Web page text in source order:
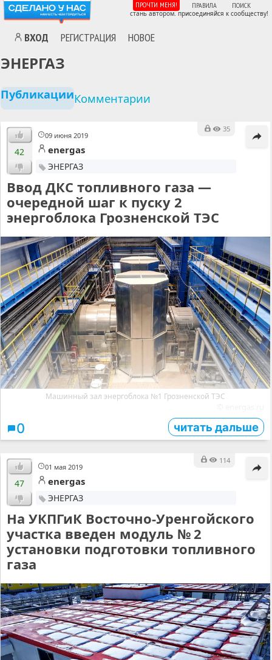
ВХОД РЕГИСТРАЦИЯ НОВОЕ
ПРОЧТИ МЕНЯ! ПРАВИЛА ПОИСК
стань автором. присоединяйся к сообществу!
ЭНЕРГАЗ
ПубликацииКомментарии
09 июня 2019
35
42 energas
ЭНЕРГАЗ
Ввод ДКС топливного газа —
очередной шаг к пуску 2
энергоблока Грозненской ТЭС
Машинный зал энергоблока №1 Грозненской ТЭС
0 читать дальше
01 мая 2019
114
47 energas
ЭНЕРГАЗ
На УКПГиК Восточно-Уренгойского
участка введен модуль № 2
установки подготовки топливного
газа